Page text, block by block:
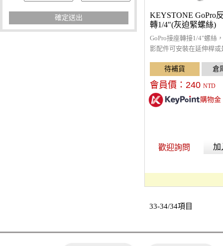
確定送出
KEYSTONE GoPro
轉1/4"(灰迫緊螺絲)
GoPro接座轉接1/4"螺絲
影配件可安裝在延伸桿或
便且更加牢固。
會員價： 240 NTD
購物金
歡迎詢問 加
33-34/34項目